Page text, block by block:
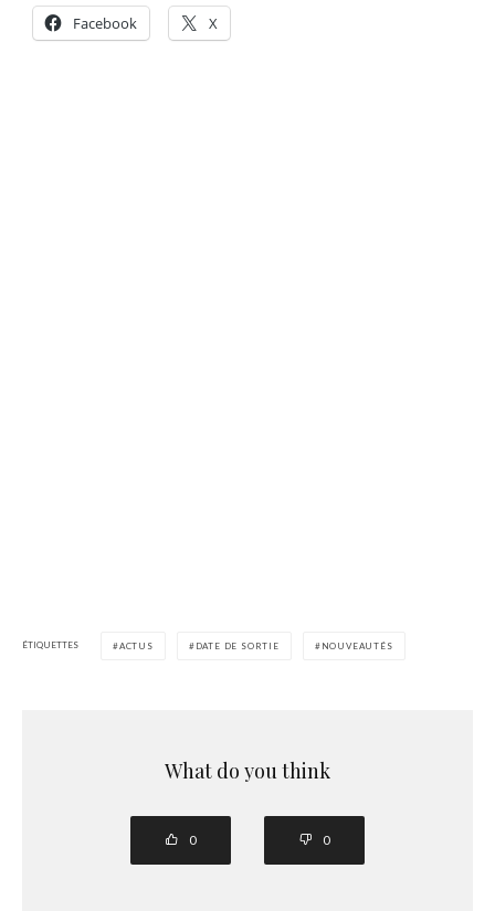
Facebook X
ÉTIQUETTES ACTUS DATE DE SORTIE NOUVEAUTÉS
What do you think
0 0